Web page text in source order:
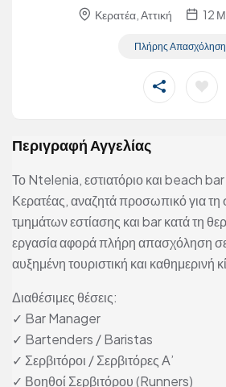
Κερατέα, Αττική 12
Πλήρης Απασχόληση
Περιγραφή Αγγελίας
Το Ntelenia, εστιατόριο και beach
Κερατέας, αναζητά προσωπικό για
τμημάτων εστίασης και bar κατά τη
εργασία αφορά πλήρη απασχόληση
αυξημένη τουριστική και καθημερινή
Διαθέσιμες θέσεις:
✓ Bar Manager
✓ Bartenders / Baristas
✓ Σερβιτόροι / Σερβιτόρες Α’
✓ Βοηθοί Σερβιτόρου (Runners)